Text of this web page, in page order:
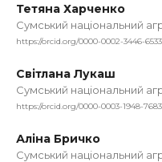
Тетяна Харченко
Сумський національний
https://orcid.org/0000-0002-3446-6533
Світлана Лукаш
Сумський національний
https://orcid.org/0000-0003-1948-7683
Аліна Бричко
Сумський національний